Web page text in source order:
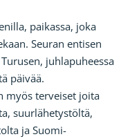
paikassa, joka
Seuran entisen
juhlapuheessa
päivää.
myös terveiset joita
suurlähetystöltä,
ja Suomi-